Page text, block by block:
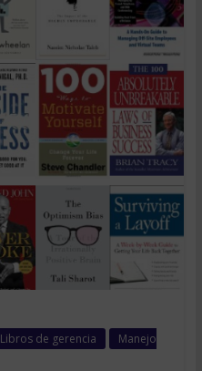
Libros de gerencia
Manejo